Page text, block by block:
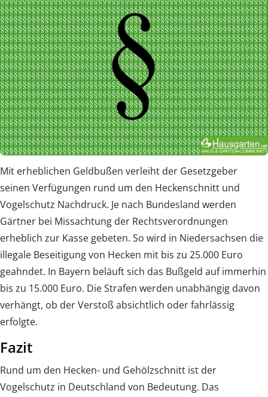
Mit erheblichen Geldbußen verleiht der Gesetzgeber
seinen Verfügungen rund um den Heckenschnitt und
Vogelschutz Nachdruck. Je nach Bundesland werden
Gärtner bei Missachtung der Rechtsverordnungen
erheblich zur Kasse gebeten. So wird in Niedersachsen die
illegale Beseitigung von Hecken mit bis zu 25.000 Euro
geahndet. In Bayern beläuft sich das Bußgeld auf immerhin
bis zu 15.000 Euro. Die Strafen werden unabhängig davon
verhängt, ob der Verstoß absichtlich oder fahrlässig
erfolgte.
Fazit
Rund um den Hecken- und Gehölzschnitt ist der
Vogelschutz in Deutschland von Bedeutung. Das